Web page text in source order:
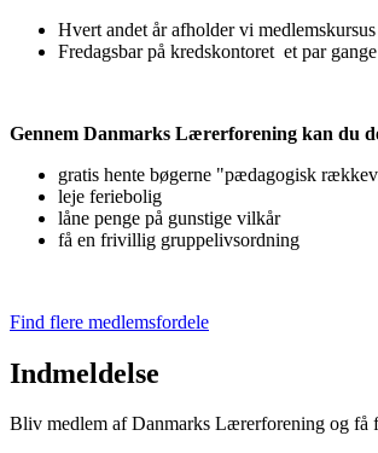
Hvert andet år afholder vi
Fredagsbar på kredskontoret et par
Gennem Danmarks Lærerforening kan du
gratis hente bøgerne "pædagogisk
leje feriebolig
låne penge på gunstige vilkår
få en frivillig gruppelivsordning
Find flere medlemsfordele
Indmeldelse
Bliv medlem af Danmarks Lærerforening og få